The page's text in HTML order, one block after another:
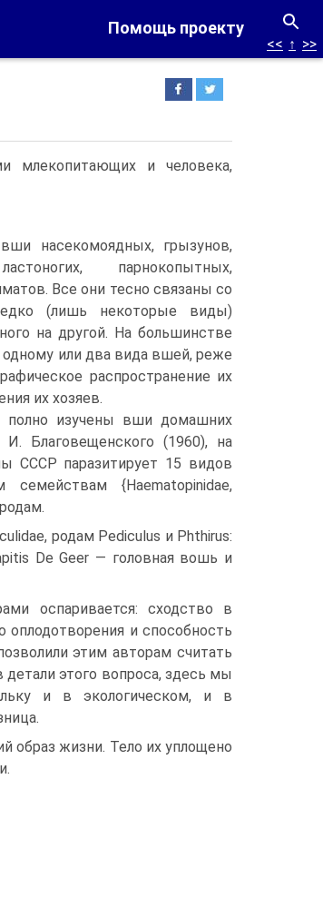
Помощь проекту
<< ↑ >>
млекопитающих и человека,
насекомоядных, грызунов,
парнокопытных,
Все они тесно связаны со
(лишь некоторые виды)
на другой. На большинстве
или два вида вшей, реже
распространение их
их хозяев.
изучены вши домашних
Благовещенского (1960), на
СССР паразитирует 15 видов
{Haematopinidae,
родам Pediculus и Phthirus:
De Geer — головная вошь и
оспаривается: сходство в
и способность
этим авторам считать
этого вопроса, здесь мы
и в экологическом, и в
образ жизни. Тело их уплощено